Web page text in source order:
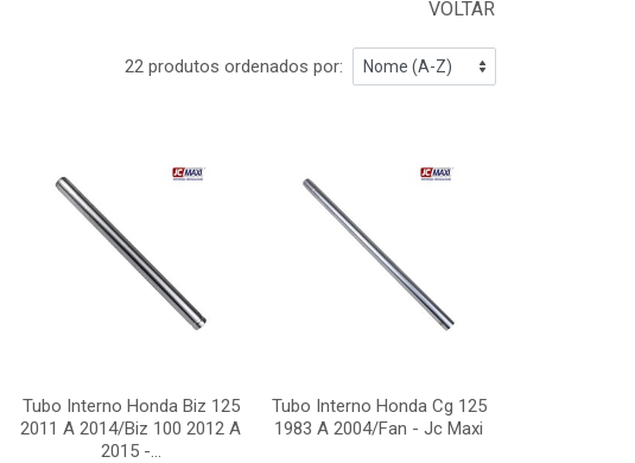
VOLTAR
22 produtos ordenados por:
Tubo Interno Honda Biz 125
2011 A 2014/Biz 100 2012 A
2015 -...
Tubo Interno Honda Cg 125
1983 A 2004/Fan - Jc Maxi